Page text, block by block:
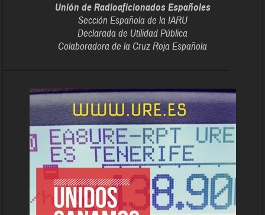
Unión de Radioaficionados Españoles
Sección Española de la IARU
Declarada de Utilidad Pública
Colaboradora de la Cruz Roja Española